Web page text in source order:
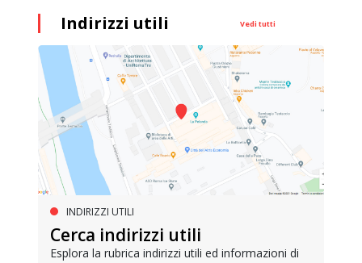
Indirizzi utili Vedi tutti
INDIRIZZI UTILI
Cerca indirizzi utili
Esplora la rubrica indirizzi utili ed informazioni di